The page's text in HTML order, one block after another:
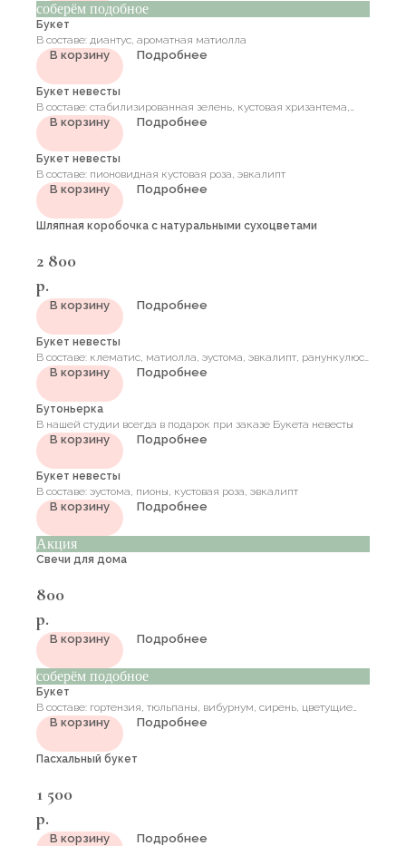
соберём подобное
Букет
В составе: диантус, ароматная матиолла
В корзину Подробнее
Букет невесты
В составе: стабилизированная зелень, кустовая хризантема,
салидаго, пионовидная кустовая роза, хризантема, эвкалипт
В корзину Подробнее
Букет невесты
В составе: пионовидная кустовая роза, эвкалипт
В корзину Подробнее
Шляпная коробочка с натуральными сухоцветами
2 800
р.
В корзину Подробнее
Букет невесты
В составе: клематис, матиолла, эустома, эвкалипт, ранункулюс,
кустовая пионовидная роза
В корзину Подробнее
Бутоньерка
В нашей студии всегда в подарок при заказе Букета невесты
В корзину Подробнее
Букет невесты
В составе: эустома, пионы, кустовая роза, эвкалипт
В корзину Подробнее
Акция
Свечи для дома
800
р.
В корзину Подробнее
соберём подобное
Букет
В составе: гортензия, тюльпаны, вибурнум, сирень, цветущие
ветки, роза, диантус, зелень
В корзину Подробнее
Пасхальный букет
1 500
р.
В корзину Подробнее